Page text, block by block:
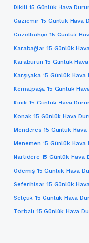
Dikili 15 Günlük Hava
Gaziemir 15 Günlük Hava
Güzelbahçe 15 Günlük
Karabağlar 15 Günlük
Karaburun 15 Günlük
Karşıyaka 15 Günlük Hava
Kemalpaşa 15 Günlük
Kınık 15 Günlük Hava
Konak 15 Günlük Hava
Menderes 15 Günlük Hava
Menemen 15 Günlük Hava
Narlıdere 15 Günlük Hava
Ödemiş 15 Günlük Hava
Seferihisar 15 Günlük
Selçuk 15 Günlük Hava
Torbalı 15 Günlük Hava